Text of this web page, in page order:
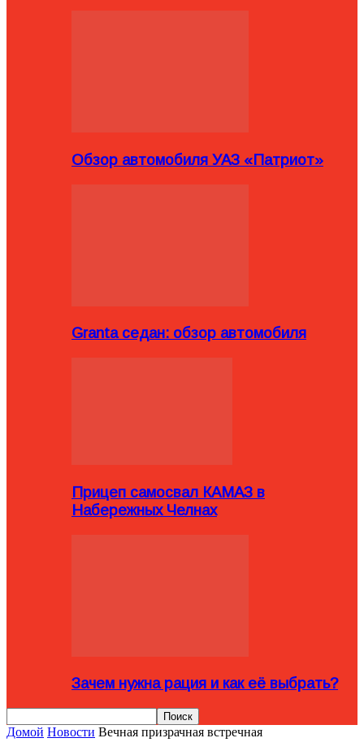
Обзор автомобиля УАЗ «Патриот»
Granta седан: обзор автомобиля
Прицеп самосвал КАМАЗ в
Набережных Челнах
Зачем нужна рация и как её выбрать?
Домой Новости Вечная призрачная встречная